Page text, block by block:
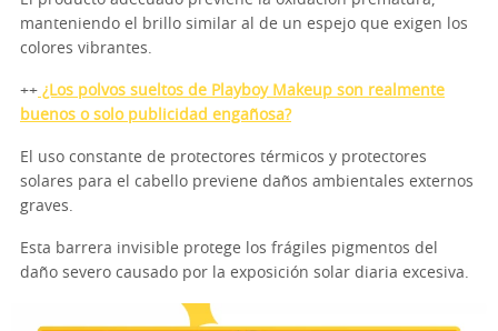
manteniendo el brillo similar al de un espejo que exigen los
colores vibrantes.
++ ¿Los polvos sueltos de Playboy Makeup son realmente
buenos o solo publicidad engañosa?
El uso constante de protectores térmicos y protectores
solares para el cabello previene daños ambientales externos
graves.
Esta barrera invisible protege los frágiles pigmentos del
daño severo causado por la exposición solar diaria excesiva.